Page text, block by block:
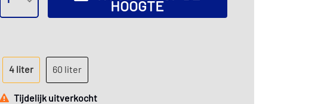
HOOGTE
4 liter 60 liter
Tijdelijk uitverkocht